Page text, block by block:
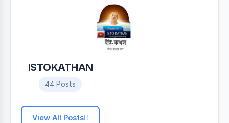
ISTOKATHAN
44 Posts
View All Posts